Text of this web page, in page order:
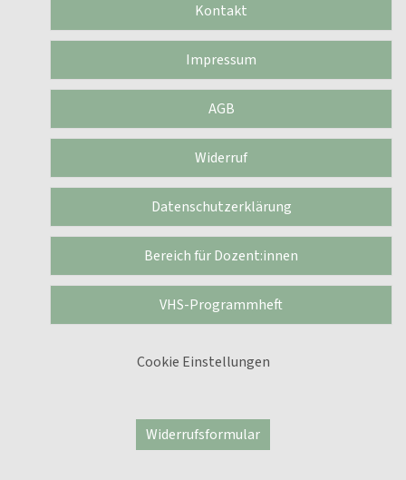
Kontakt
Impressum
AGB
Widerruf
Datenschutzerklärung
Bereich für Dozent:innen
VHS-Programmheft
Cookie Einstellungen
Widerrufsformular